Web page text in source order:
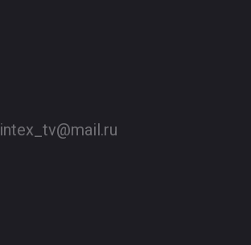
intex_tv@mail.ru